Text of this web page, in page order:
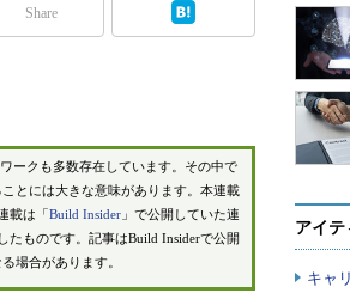
Share
ークも多数存在しています。その中で
とには大きな意味があります。本連載
載は「 Build Insider 」で公開していた連
たものです。記事はBuild Insiderで公開
場合があります。
アイテ
キャ